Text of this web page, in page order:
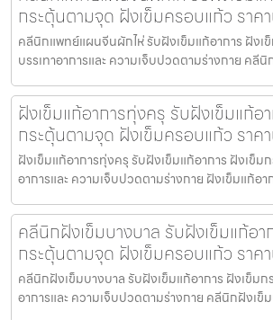
กระตุ้นตามจุด ฝังเข็มครอบแก้ว ราค
คลีนิกแพทย์แผนจีนผักไห่ รับฝังเข็มแก้อาการ ฝังเ
บรรเทาอาการและ ความเจ็บปวดตามร่างกาย ค
ฝังเข็มแก้อาการทุ่งครุ รับฝังเข็มแก้อ
กระตุ้นตามจุด ฝังเข็มครอบแก้ว ราค
ฝังเข็มแก้อาการทุ่งครุ รับฝังเข็มแก้อาการ ฝังเข็ม
อาการและ ความเจ็บปวดตามร่างกาย ฝังเข็มแก้อ
คลีนิกฝังเข็มบางบาล รับฝังเข็มแก้อา
กระตุ้นตามจุด ฝังเข็มครอบแก้ว ราค
คลีนิกฝังเข็มบางบาล รับฝังเข็มแก้อาการ ฝังเข็มก
อาการและ ความเจ็บปวดตามร่างกาย คลีนิกฝังเข็